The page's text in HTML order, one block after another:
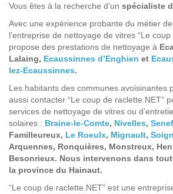
Vous êtes à la recherche d’un spécialiste
Avec une expérience probante du métier
l’entreprise de nettoyage de vitres “Le
propose des prestations de nettoyage à
Lalaing, Ecaussinnes d’Enghien et
lez-Ecaussinnes.
Les habitants des communes avoisinantes
aussi contacter “Le coup de raclette.NET”
services de nettoyage de vitres ou
solaires : Braine-le-Comte, Nivelles,
Familleureux, Le Roeulx, Mignault,
Arquennes, Ronquières, Monstreux,
Besonrieux. Nous intervenons dans
la province du Hainaut.
“Le coup de raclette.NET” est une